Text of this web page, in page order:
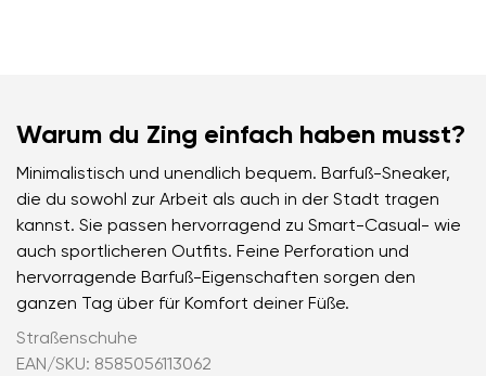
Warum du Zing einfach haben musst?
Minimalistisch und unendlich bequem. Barfuß-Sneaker,
die du sowohl zur Arbeit als auch in der Stadt tragen
kannst. Sie passen hervorragend zu Smart-Casual- wie
auch sportlicheren Outfits. Feine Perforation und
hervorragende Barfuß-Eigenschaften sorgen den
ganzen Tag über für Komfort deiner Füße.
Straßenschuhe
EAN/SKU: 8585056113062